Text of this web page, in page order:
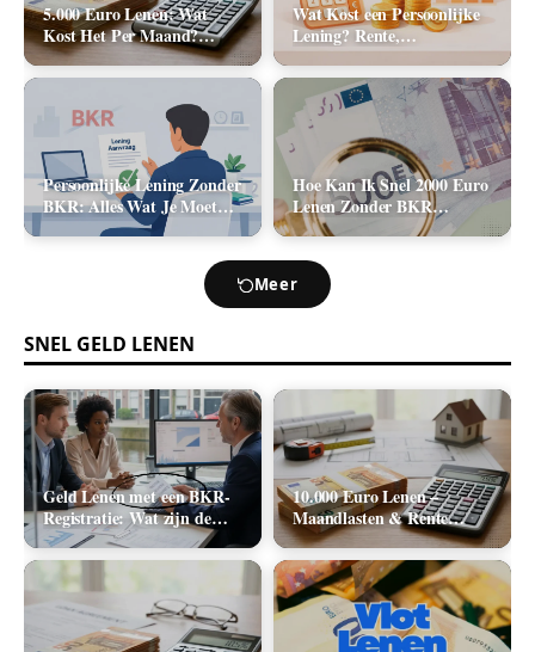
5.000 Euro Lenen: Wat
Kost Het Per Maand?
(Rente & Maandlasten
2026)
Wat Kost een Persoonlijke
Lening? Rente,
Rekenvoorbeelden en Totale
Kosten (2026)
Persoonlijke Lening Zonder
BKR: Alles Wat Je Moet
Hoe Kan Ik Snel 2000 Euro
Lenen Zonder BKR
Toetsing? (De Realistische
Meer
SNEL GELD LENEN
Geld Lenen met een BKR-
Registratie: Wat zijn de
Realistische Mogelijkheden
in Nederland?
10.000 Euro Lenen –
Maandlasten & Rente
Berekenen (2026)